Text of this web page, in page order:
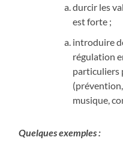
durcir les
est forte ;
introduire
régulation
particuliers
musique,
Quelques exemples :